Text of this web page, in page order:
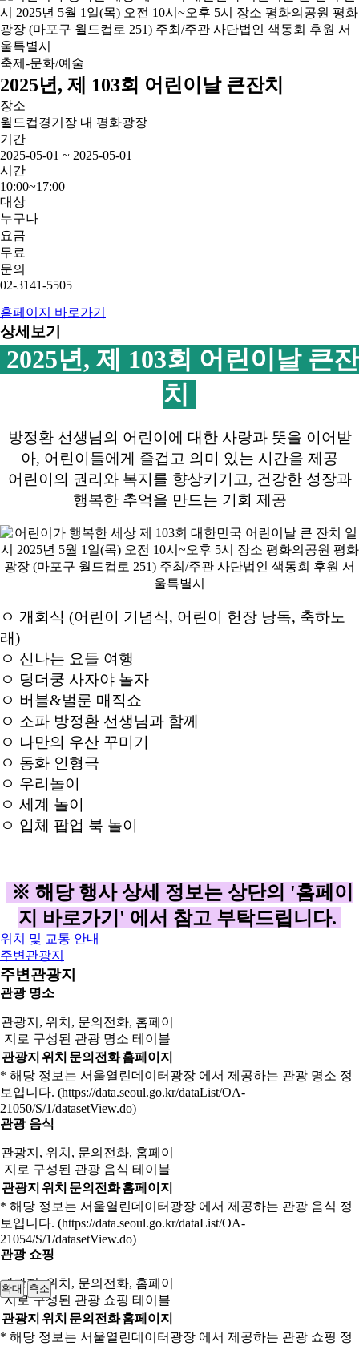
축제-문화/예술
2025년, 제 103회 어린이날 큰잔치
장소
월드컵경기장 내 평화광장
기간
2025-05-01 ~ 2025-05-01
시간
10:00~17:00
대상
누구나
요금
무료
문의
02-3141-5505
홈페이지 바로가기
상세보기
2025년, 제 103회 어린이날 큰잔
치
방정환 선생님의 어린이에 대한 사랑과 뜻을 이어받
아, 어린이들에게 즐겁고 의미 있는 시간을 제공
어린이의 권리와 복지를 향상키기고, 건강한 성장과
행복한 추억을 만드는 기회 제공
ㅇ 개회식 (어린이 기념식, 어린이 헌장 낭독, 축하노
래)
ㅇ 신나는 요들 여행
ㅇ 덩더쿵 사자야 놀자
ㅇ 버블&벌룬 매직쇼
ㅇ 소파 방정환 선생님과 함께
ㅇ 나만의 우산 꾸미기
ㅇ 동화 인형극
ㅇ 우리놀이
ㅇ 세계 놀이
ㅇ 입체 팝업 북 놀이
※ 해당 행사 상세 정보는 상단의 '홈페이
지 바로가기' 에서 참고 부탁드립니다.
위치 및 교통 안내
주변관광지
주변관광지
관광 명소
관광지, 위치, 문의전화, 홈페이
지로 구성된 관광 명소 테이블
관광지 위치 문의전화홈페이지
* 해당 정보는 서울열린데이터광장 에서 제공하는 관광 명소 정
보입니다. (https://data.seoul.go.kr/dataList/OA-
21050/S/1/datasetView.do)
관광 음식
관광지, 위치, 문의전화, 홈페이
지로 구성된 관광 음식 테이블
관광지 위치 문의전화홈페이지
* 해당 정보는 서울열린데이터광장 에서 제공하는 관광 음식 정
보입니다. (https://data.seoul.go.kr/dataList/OA-
21054/S/1/datasetView.do)
관광 쇼핑
관광지, 위치, 문의전화, 홈페이
지로 구성된 관광 쇼핑 테이블
관광지 위치 문의전화홈페이지
* 해당 정보는 서울열린데이터광장 에서 제공하는 관광 쇼핑 정
확대 축소